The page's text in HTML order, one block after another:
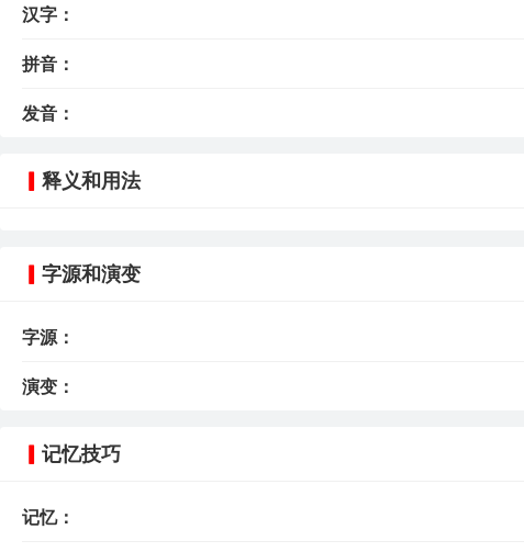
汉字：
拼音：
发音：
释义和用法
字源和演变
字源：
演变：
记忆技巧
记忆：